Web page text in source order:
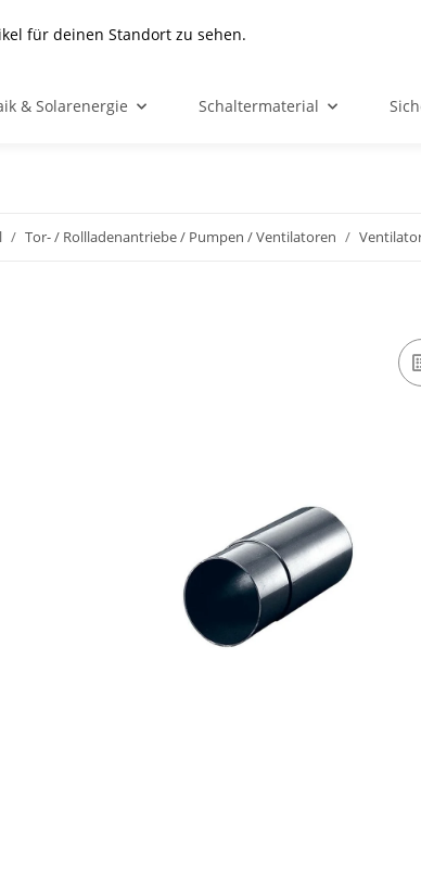
für deinen Standort zu sehen.
& Solarenergie Schaltermaterial
Tor- / Rollladenantriebe / Pumpen / Ventilatoren